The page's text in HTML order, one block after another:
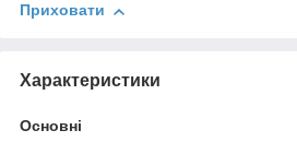
Приховати
Характеристики
Основні